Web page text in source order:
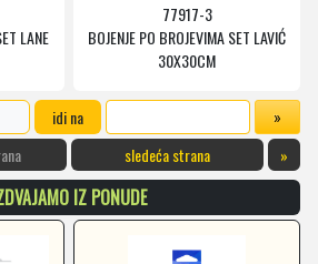
LANE
77917-3
BOJENJE PO BROJEVIMA SET LAVIĆ
30X30CM
idi na
sledeća strana »
IZ PONUDE